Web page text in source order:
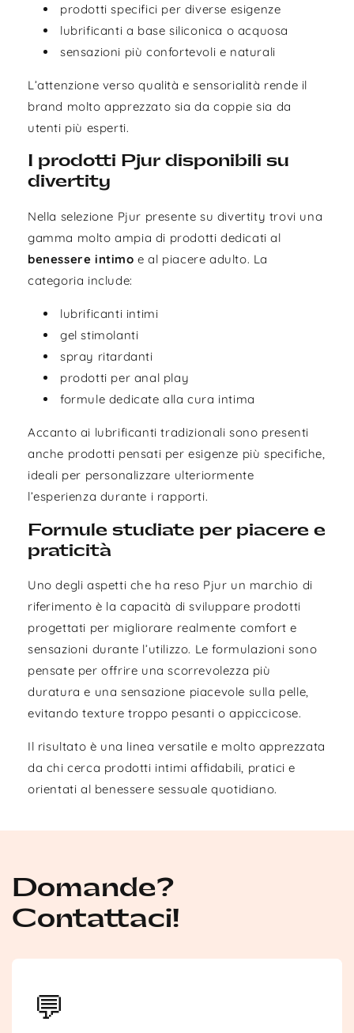
prodotti specifici per diverse esigenze
lubrificanti a base siliconica o acquosa
sensazioni più confortevoli e naturali
L’attenzione verso qualità e sensorialità rende il
brand molto apprezzato sia da coppie sia da
utenti più esperti.
I prodotti Pjur disponibili su
divertity
Nella selezione Pjur presente su divertity trovi una
gamma molto ampia di prodotti dedicati al
benessere intimo e al piacere adulto. La
categoria include:
lubrificanti intimi
gel stimolanti
spray ritardanti
prodotti per anal play
formule dedicate alla cura intima
Accanto ai lubrificanti tradizionali sono presenti
anche prodotti pensati per esigenze più specifiche,
ideali per personalizzare ulteriormente
l’esperienza durante i rapporti.
Formule studiate per piacere e
praticità
Uno degli aspetti che ha reso Pjur un marchio di
riferimento è la capacità di sviluppare prodotti
progettati per migliorare realmente comfort e
sensazioni durante l’utilizzo. Le formulazioni sono
pensate per offrire una scorrevolezza più
duratura e una sensazione piacevole sulla pelle,
evitando texture troppo pesanti o appiccicose.
Il risultato è una linea versatile e molto apprezzata
da chi cerca prodotti intimi affidabili, pratici e
orientati al benessere sessuale quotidiano.
Domande?
Contattaci!
💬